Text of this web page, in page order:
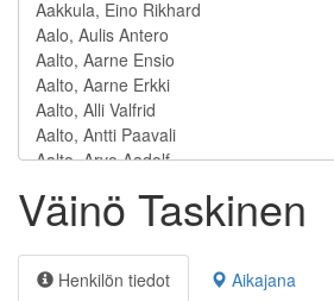
Väinö Taskinen
Henkilön tiedot Aikajana